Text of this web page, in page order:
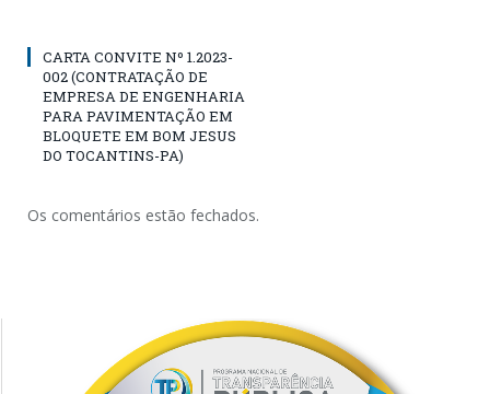
CARTA CONVITE Nº 1.2023-
002 (CONTRATAÇÃO DE
EMPRESA DE ENGENHARIA
PARA PAVIMENTAÇÃO EM
BLOQUETE EM BOM JESUS
DO TOCANTINS-PA)
Os comentários estão fechados.